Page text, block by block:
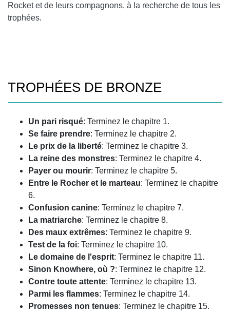
Rocket et de leurs compagnons, à la recherche de tous les
trophées.
TROPHÉES DE BRONZE
Un pari risqué: Terminez le chapitre 1.
Se faire prendre: Terminez le chapitre 2.
Le prix de la liberté: Terminez le chapitre 3.
La reine des monstres: Terminez le chapitre 4.
Payer ou mourir: Terminez le chapitre 5.
Entre le Rocher et le marteau: Terminez le chapitre
6.
Confusion canine: Terminez le chapitre 7.
La matriarche: Terminez le chapitre 8.
Des maux extrêmes: Terminez le chapitre 9.
Test de la foi: Terminez le chapitre 10.
Le domaine de l'esprit: Terminez le chapitre 11.
Sinon Knowhere, où ?: Terminez le chapitre 12.
Contre toute attente: Terminez le chapitre 13.
Parmi les flammes: Terminez le chapitre 14.
Promesses non tenues: Terminez le chapitre 15.